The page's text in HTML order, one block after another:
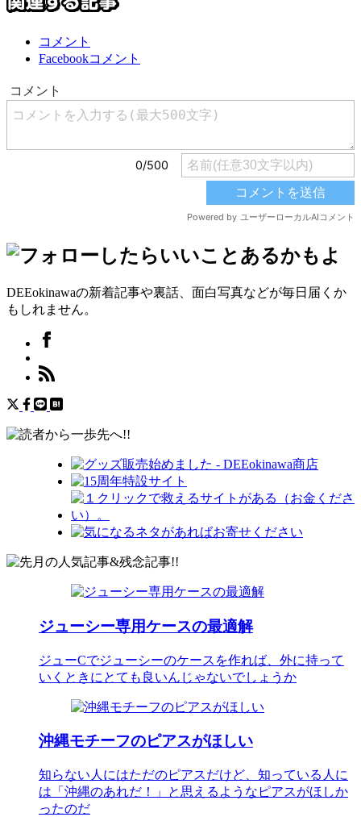
コメント
Facebookコメント
DEEokinawaの新着記事や裏話、面白写真などが毎日届くか
もしれません。
ジューシー専用ケースの最適解
ジューCでジューシーのケースを作れば、外に持って
いくときにとても良いんじゃないでしょうか
沖縄モチーフのピアスがほしい
知らない人にはただのピアスだけど、知っている人に
は「沖縄のあれだ！」と思えるようなピアスがほしか
ったのだ